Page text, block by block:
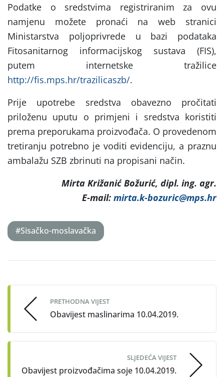
Podatke o sredstvima registriranim za ovu
namjenu možete pronaći na web stranici
Ministarstva poljoprivrede u bazi podataka
Fitosanitarnog informacijskog sustava (FIS),
putem internetske tražilice
http://fis.mps.hr/trazilicaszb/.
Prije upotrebe sredstva obavezno pročitati
priloženu uputu o primjeni i sredstva koristiti
prema preporukama proizvođača. O provedenom
tretiranju potrebno je voditi evidenciju, a praznu
ambalažu SZB zbrinuti na propisani način.
Mirta Križanić Božurić, dipl. ing. agr.
E-mail: mirta.k-bozuric@mps.hr
#Sisačko-moslavačka
navigation
PRETHODNA VIJEST
Obavijest maslinarima 10.04.2019.
SLJEDEĆA VIJEST
Obavijest proizvođačima soje 10.04.2019.